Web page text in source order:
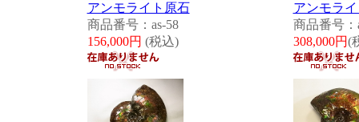
アンモライト原石
商品番号：as-58
156,000円 (税込)
アンモラ
商品番号：
308,000円(